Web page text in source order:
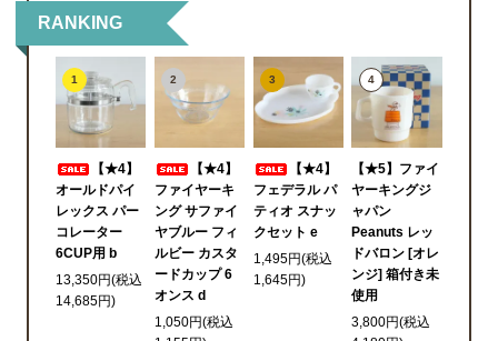
RANKING
1
【★4】
オールドパイ
レックス パー
コレーター
6CUP用 b
13,350円(税込
14,685円)
2
【★4】
ファイヤーキ
ング サファイ
ヤブルー フィ
ルビー カスタ
ードカップ 6
オンス d
1,050円(税込
3
【★4】
フェデラル パ
ティオ スナッ
クセット e
1,495円(税込
1,645円)
4
【★5】ファイ
ヤーキングジ
ャパン
Peanuts レッ
ドバロン [オレ
ンジ] 箱付き未
使用
3,800円(税込